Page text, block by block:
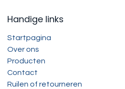
Handige links
Startpagina
Over ons
Producten
Contact
Ruilen of retourneren